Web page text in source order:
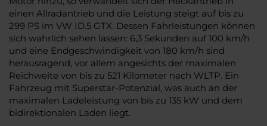
einen Allradantrieb und die Leistung steigt auf bis zu
299 PS im VW ID.5 GTX. Dessen Fahrleistungen können
sich wahrlich sehen lassen: 6,3 Sekunden auf 100 km/h
und eine Endgeschwindigkeit von 180 km/h sind
herausragend, vor allem angesichts der maximalen
Reichweite von bis zu 521 Kilometer nach WLTP. Ein
Fahrzeug mit Superstar-Potenzial, was auch an der
maximalen Ladeleistung von bis zu 135 kW und dem
bidirektionalen Laden liegt.